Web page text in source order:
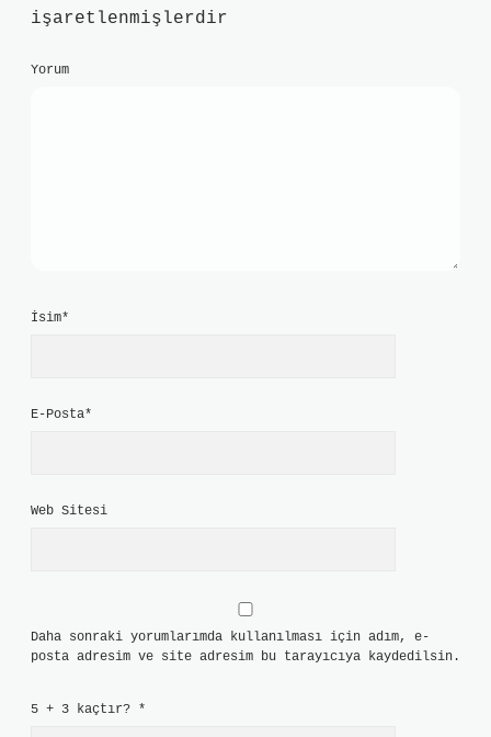
işaretlenmişlerdir
Yorum
İsim*
E-Posta*
Web Sitesi
Daha sonraki yorumlarımda kullanılması için adım, e-
posta adresim ve site adresim bu tarayıcıya kaydedilsin.
5 + 3 kaçtır? *